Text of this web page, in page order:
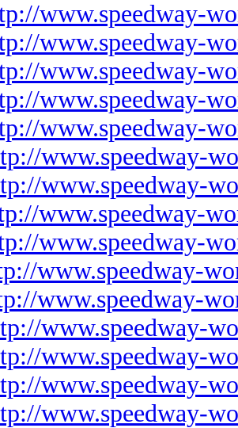
www.speedway-
www.speedway-
www.speedway-
www.speedway-
www.speedway-
www.speedway-
www.speedway-
www.speedway-
www.speedway-
www.speedway-
www.speedway-
www.speedway-
www.speedway-
www.speedway-
www.speedway-